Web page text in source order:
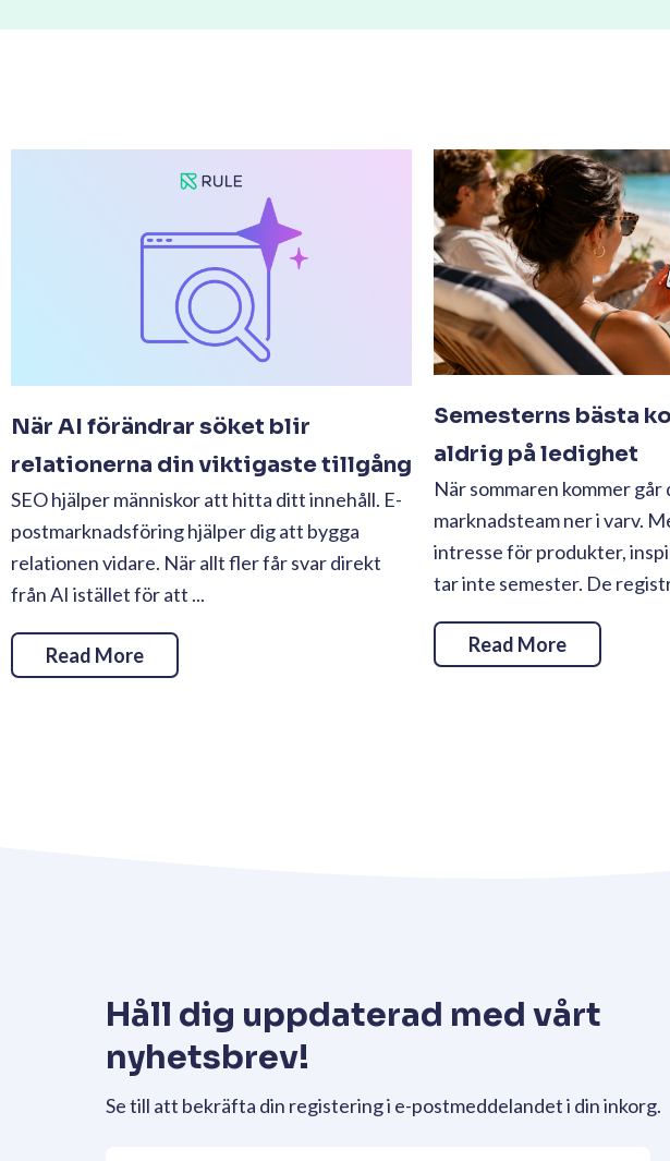
När AI förändrar söket blir
relationerna din viktigaste tillgång
SEO hjälper människor att hitta ditt innehåll. E-
postmarknadsföring hjälper dig att bygga
relationen vidare. När allt fler får svar direkt
från AI istället för att ...
Read More
Semesterns bästa
aldrig på ledighet
När sommaren kommer går
marknadsteam ner i varv.
intresse för produkter,
tar inte semester. De
Read More
Håll dig uppdaterad med vårt
nyhetsbrev!
Se till att bekräfta din registering i e-postmeddelandet i din inkorg.